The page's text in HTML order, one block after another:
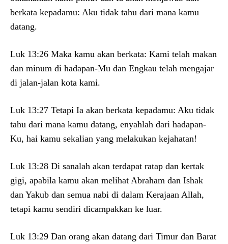
berkata kepadamu: Aku tidak tahu dari mana kamu
datang.
Luk 13:26 Maka kamu akan berkata: Kami telah makan
dan minum di hadapan-Mu dan Engkau telah mengajar
di jalan-jalan kota kami.
Luk 13:27 Tetapi Ia akan berkata kepadamu: Aku tidak
tahu dari mana kamu datang, enyahlah dari hadapan-
Ku, hai kamu sekalian yang melakukan kejahatan!
Luk 13:28 Di sanalah akan terdapat ratap dan kertak
gigi, apabila kamu akan melihat Abraham dan Ishak
dan Yakub dan semua nabi di dalam Kerajaan Allah,
tetapi kamu sendiri dicampakkan ke luar.
Luk 13:29 Dan orang akan datang dari Timur dan Barat